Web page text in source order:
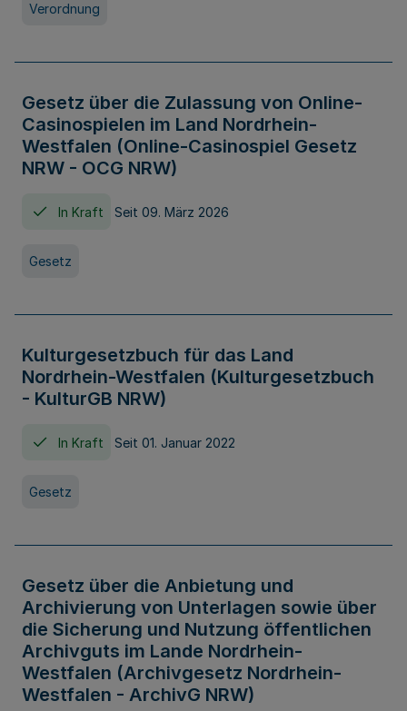
Verordnung
Gesetz über die Zulassung von Online-
Casinospielen im Land Nordrhein-
Westfalen (Online-Casinospiel Gesetz
NRW - OCG NRW)
In Kraft Seit 09. März 2026
Gesetz
Kulturgesetzbuch für das Land
Nordrhein-Westfalen (Kulturgesetzbuch
- KulturGB NRW)
In Kraft Seit 01. Januar 2022
Gesetz
Gesetz über die Anbietung und
Archivierung von Unterlagen sowie über
die Sicherung und Nutzung öffentlichen
Archivguts im Lande Nordrhein-
Westfalen (Archivgesetz Nordrhein-
Westfalen - ArchivG NRW)